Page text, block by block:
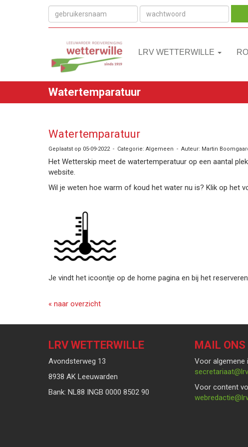
LRV WETTERWILLE
Watertemparatuur
Watertemparatuur
Geplaatst op 05-09-2022 - Categorie: Algemeen - Auteur: Martin
Het Wetterskip meet de watertemperatuur op een aantal
website.
Wil je weten hoe warm of koud het water nu is? Klik op het
Je vindt het icoontje op de home pagina en bij het
« naar overzicht
LRV WETTERWILLE
Avondsterweg 13
8938 AK Leeuwarden
Bank: NL88 INGB 0000 8502 90
MAIL ONS
Voor algemene
taairaterces
Voor content
eitcaderbew